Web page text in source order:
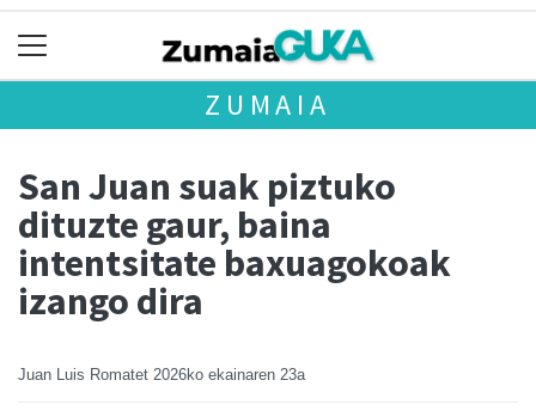
ZUMAIA
San Juan suak piztuko
dituzte gaur, baina
intentsitate baxuagokoak
izango dira
Juan Luis Romatet 2026ko ekainaren 23a